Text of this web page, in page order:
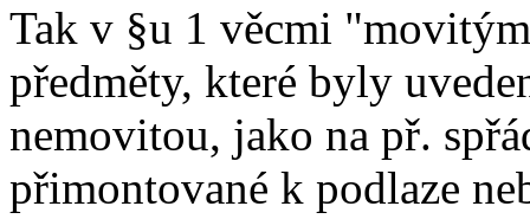
Tak v §u 1 věcmi
předměty, které byly
nemovitou, jako na př.
přimontované k podlaze